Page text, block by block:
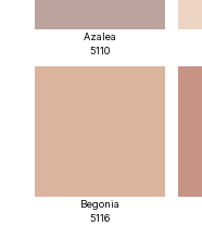
Azalea
5110
Begonia
5116